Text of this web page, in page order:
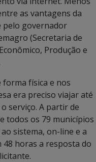
as vantagens da
pelo governador
(Secretaria de
Produção e
forma física e nos
era preciso viajar até
serviço. A partir de
todos os 79 municípios
sistema, on-line e a
48 horas a resposta do